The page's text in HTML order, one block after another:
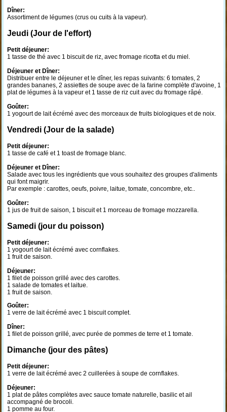
Dîner:
Assortiment de légumes (crus ou cuits à la vapeur).
Jeudi (Jour de l'effort)
Petit déjeuner:
1 tasse de thé avec 1 biscuit de riz, avec fromage ricotta et du miel.
Déjeuner et Dîner:
Distribuer entre le déjeuner et le dîner, les repas suivants: 6 tomates, 2
grandes bananes, 2 assiettes de soupe avec de la farine complète d'avoine, 1
plat de légumes à la vapeur et 1 tasse de riz cuit avec du fromage râpé.
Goûter:
1 yogourt de lait écrémé avec des morceaux de fruits biologiques et de noix.
Vendredi (Jour de la salade)
Petit déjeuner:
1 tasse de café et 1 toast de fromage blanc.
Déjeuner et Dîner:
Salade avec tous les ingrédients que vous souhaitez des groupes d'aliments
qui font maigrir.
Par exemple : carottes, oeufs, poivre, laitue, tomate, concombre, etc..
Goûter:
1 jus de fruit de saison, 1 biscuit et 1 morceau de fromage mozzarella.
Samedi (jour du poisson)
Petit déjeuner:
1 yogourt de lait écrémé avec cornflakes.
1 fruit de saison.
Déjeuner:
1 filet de poisson grillé avec des carottes.
1 salade de tomates et laitue.
1 fruit de saison.
Goûter:
1 verre de lait écrémé avec 1 biscuit complet.
Dîner:
1 filet de poisson grillé, avec purée de pommes de terre et 1 tomate.
Dimanche (jour des pâtes)
Petit déjeuner:
1 verre de lait écrémé avec 2 cuillerées à soupe de cornflakes.
Déjeuner:
1 plat de pâtes complètes avec sauce tomate naturelle, basilic et ail
accompagné de brocoli.
1 pomme au four.